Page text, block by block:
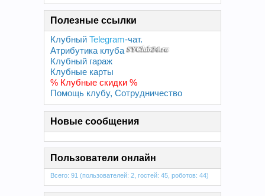
Полезные ссылки
Клубный Telegram-чат.
Атрибутика клуба
Клубный гараж
Клубные карты
% Клубные скидки %
Помощь клубу, Сотрудничество
Новые сообщения
Пользователи онлайн
Всего: 91 (пользователей: 2, гостей: 45, роботов: 44)